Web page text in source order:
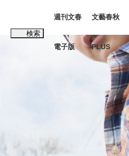
検索
週刊文春
電子版
文藝春秋
PLUS